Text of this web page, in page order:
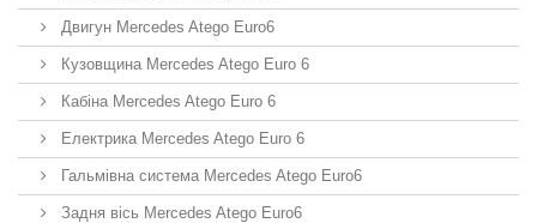
Двигун Mercedes Atego Euro6
Кузовщина Mercedes Atego Euro 6
Кабіна Mercedes Atego Euro 6
Електрика Mercedes Atego Euro 6
Гальмівна система Mercedes Atego Euro6
Задня вісь Mercedes Atego Euro6